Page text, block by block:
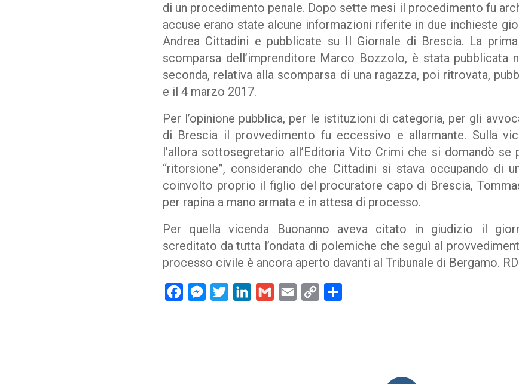
di un procedimento penale. Dopo sette mesi il procedimento fu
accuse erano state alcune informazioni riferite in due inchieste
Andrea Cittadini e pubblicate su Il Giornale di Brescia. La
scomparsa dell’imprenditore Marco Bozzolo, è stata pubblicata
seconda, relativa alla scomparsa di una ragazza, poi ritrovata,
e il 4 marzo 2017.
Per l’opinione pubblica, per le istituzioni di categoria, per gli
di Brescia il provvedimento fu eccessivo e allarmante. Sulla
l’allora sottosegretario all’Editoria Vito Crimi che si domandò
“ritorsione”, considerando che Cittadini si stava occupando di
coinvolto proprio il figlio del procuratore capo di Brescia,
per rapina a mano armata e in attesa di processo.
Per quella vicenda Buonanno aveva citato in giudizio il
screditato da tutta l’ondata di polemiche che seguì al
processo civile è ancora aperto davanti al Tribunale di Bergamo.
FacebookMessenger
Twitter LinkedInGmail Email
Copy